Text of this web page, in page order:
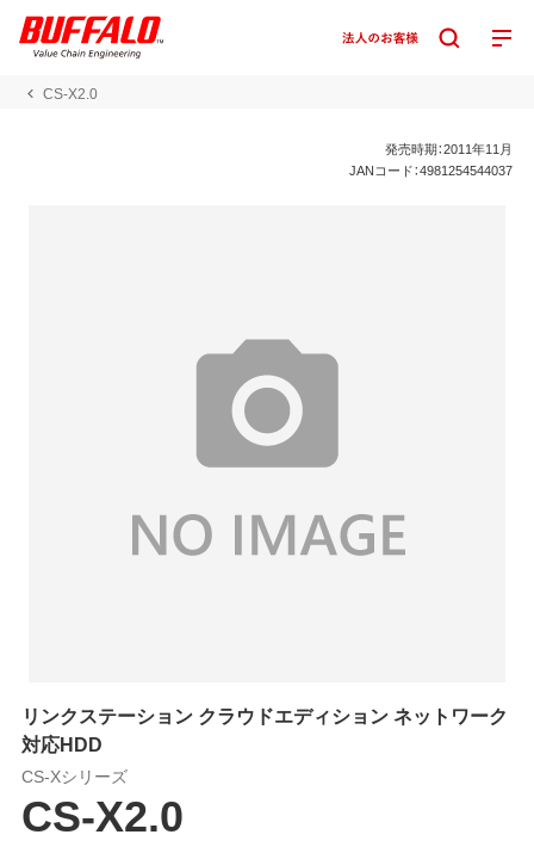
CS-X2.0
発売時期：2011年11月
JANコード：4981254544037
リンクステーション クラウドエディション ネットワーク
対応HDD
CS-Xシリーズ
CS-X2.0